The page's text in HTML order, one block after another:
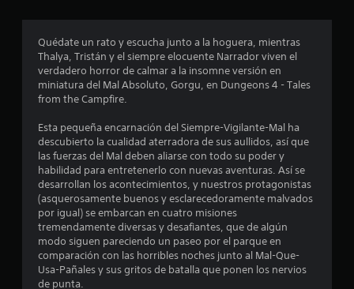
o
d
o
e
Quédate un rato y escucha junto a la hoguera, mientras
Thalya, Tristán y el siempre elocuente Narrador viven el
verdadero horror de calmar a la insomne versión en
miniatura del Mal Absoluto, Gorgu, en Dungeons 4 - Tales
from the Campfire.
Esta pequeña encarnación del Siempre-Vigilante-Mal ha
descubierto la cualidad aterradora de sus aullidos, así que
las fuerzas del Mal deben aliarse con todo su poder y
habilidad para entretenerlo con nuevas aventuras. Así se
desarrollan los acontecimientos, y nuestros protagonistas
(asquerosamente buenos y esclarecedoramente malvados
por igual) se embarcan en cuatro misiones
tremendamente diversas y desafiantes, que de algún
modo siguen pareciendo un paseo por el parque en
comparación con las horribles noches junto al Mal-Que-
Usa-Pañales y sus gritos de batalla que ponen los nervios
de punta.